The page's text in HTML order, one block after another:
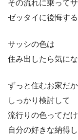
その流れに乗って
ゼッタイに後悔す
サッシの色は
住み出したら気に
ずっと住むお家だ
しっかり検討して
流行りの色ってだ
自分の好きな納得